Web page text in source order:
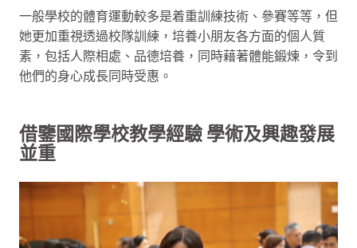
一般學校的體育運動較多是着重訓練技術、參賽等等，但
她更加重視透過校隊訓練，培養小朋友各方面的個人質
素，包括人際相處、品德培養，同時藉著體能鍛煉，令到
他們的身心成長同時受惠。
借鑒國際學校教學經驗 學術及興趣發展
並重